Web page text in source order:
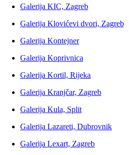
Galerija KIC, Zagreb
Galerija Klovićevi dvori, Zagreb
Galerija Kontejner
Galerija Koprivnica
Galerija Kortil, Rijeka
Galerija Kranjčar, Zagreb
Galerija Kula, Split
Galerija Lazareti, Dubrovnik
Galerija Lexart, Zagreb